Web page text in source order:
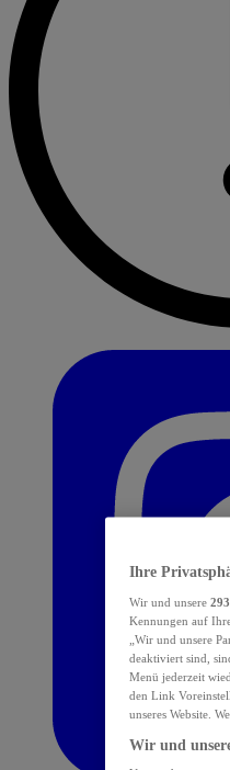
Ihre
Wir und unsere 293
Kennungen auf
„Wir und unsere
deaktiviert sind,
Menü jederzeit
den Link
unseres Website.
Wir und